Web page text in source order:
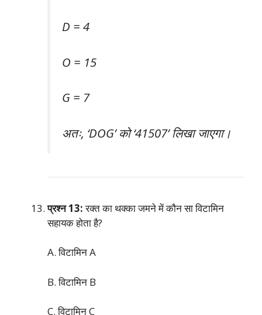
D = 4
O = 15
G = 7
अतः, ‘DOG’ को ‘41507’ लिखा जाएगा।
प्रश्न 13:रक्त का थक्का जमने में कौन सा विटामिन
सहायक होता है?
A. विटामिन A
B. विटामिन B
C. विटामिन C